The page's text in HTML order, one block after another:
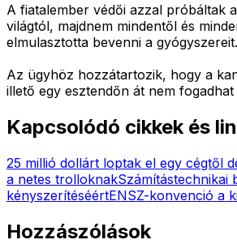
A fiatalember védői azzal próbáltak
világtól, majdnem mindentől és
elmulasztotta bevenni a gyógyszereit.
Az ügyhöz hozzátartozik, hogy a
illető egy esztendőn át nem
Kapcsolódó cikkek és
25 millió dollárt loptak el egy cégtől
a netes trolloknakSzámítástechnikai
kényszerítéséértENSZ-konvenció a
Hozzászólások